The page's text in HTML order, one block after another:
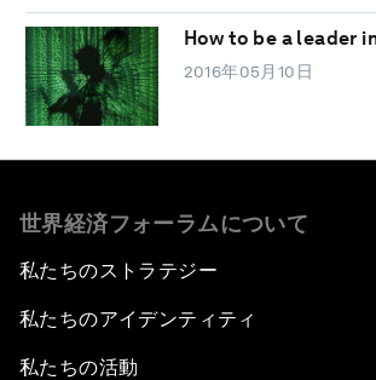
How to be a leader
2016年05月10日
世界経済フォーラムについて
私たちのストラテジー
私たちのアイデンティティ
私たちの活動